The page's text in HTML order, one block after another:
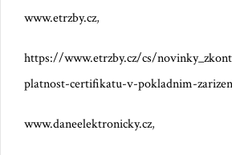
www.etrzby.cz,
https://www.etrzby.cz/cs/
platnost-certifikatu-v-pokladnim-
www.daneelektronicky.cz,